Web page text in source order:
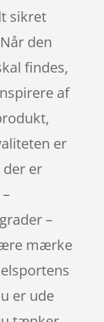
sikret
den
findes,
af
er
der er
–
mærke
er ude